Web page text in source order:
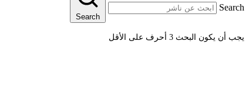
Search
Search
يجب أن يكون البحث 3 أحرف على الأقل